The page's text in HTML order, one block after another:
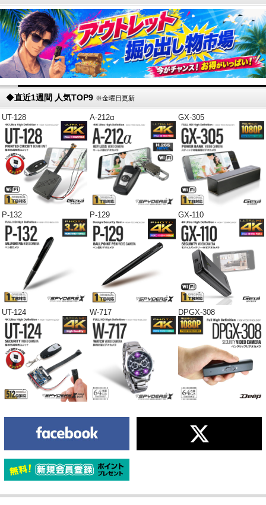
◆直近1週間 人気TOP9 ※金曜日更新
UT-128 A-212α GX-305
P-132 P-129 GX-110
UT-124 W-717 DPGX-308